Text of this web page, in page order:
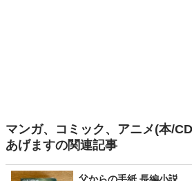
マンガ、コミック、アニメ(本/
あげますの関連記事